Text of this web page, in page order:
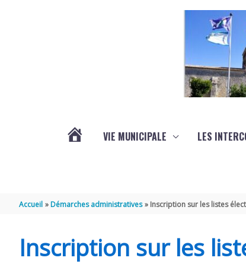
VIE MUNICIPALE LES
Accueil Démarches administratives Inscription sur les listes
Inscription sur les